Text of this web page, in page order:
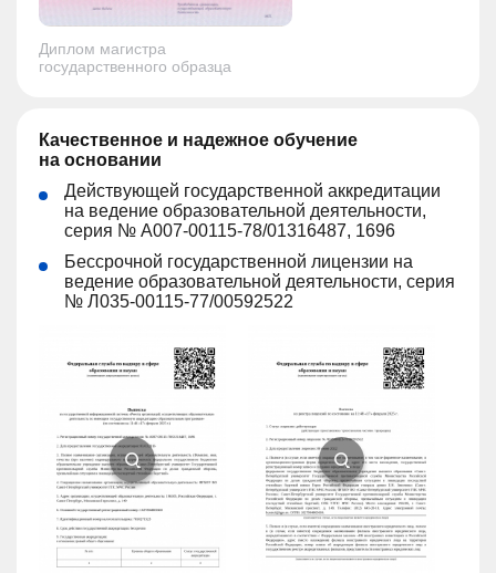
Диплом магистра
государственного образца
Качественное и надежное обучение
на основании
Действующей государственной аккредитации
на ведение образовательной деятельности,
серия № A007-00115-78/01316487, 1696
Бессрочной государственной лицензии на
ведение образовательной деятельности, серия
№ Л035-00115-77/00592522